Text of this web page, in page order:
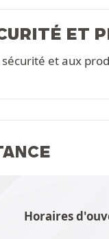
ET
et aux
Horaires